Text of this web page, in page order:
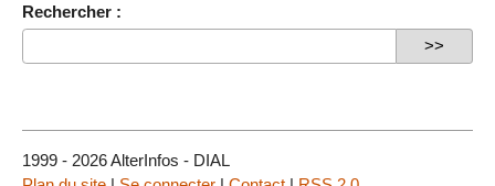
Rechercher :
1999 - 2026 AlterInfos - DIAL